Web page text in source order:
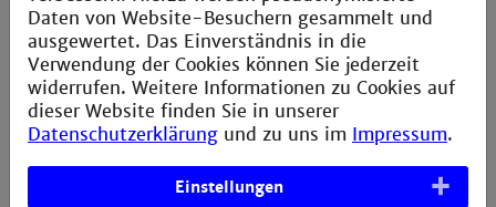
algorithm are based on these DP classes.
SCABIO requires a Java virtual machine (Java 5 or
above) and works with Scala 2.9 or above. It uses
Maven 2 and GIT for development.
Daten von Website-Besuchern gesammelt und
ausgewertet. Das Einverständnis in die
Verwendung der Cookies können Sie jederzeit
widerrufen. Weitere Informationen zu Cookies auf
dieser Website finden Sie in unserer
Datenschutzerklärung und zu uns im Impressum.
Einstellungen